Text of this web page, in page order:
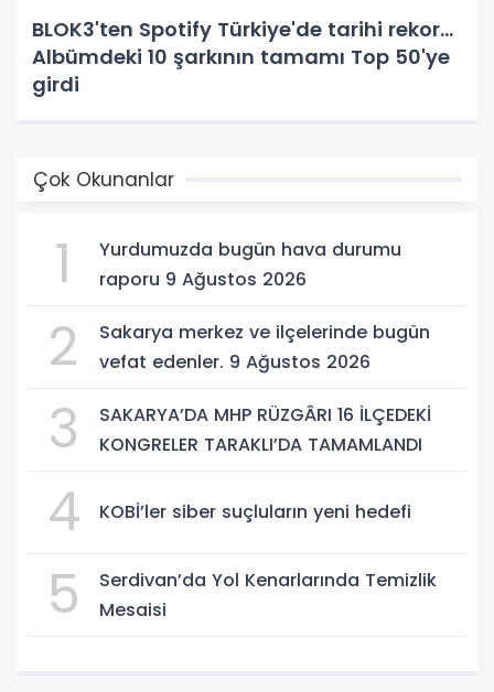
BLOK3'ten Spotify Türkiye'de tarihi rekor...
Albümdeki 10 şarkının tamamı Top 50'ye
girdi
Çok Okunanlar
1
Yurdumuzda bugün hava durumu
raporu 9 Ağustos 2026
2
Sakarya merkez ve ilçelerinde bugün
vefat edenler. 9 Ağustos 2026
3
SAKARYA’DA MHP RÜZGÂRI 16 İLÇEDEKİ
KONGRELER TARAKLI’DA TAMAMLANDI
4 KOBİ’ler siber suçluların yeni hedefi
5
Serdivan’da Yol Kenarlarında Temizlik
Mesaisi